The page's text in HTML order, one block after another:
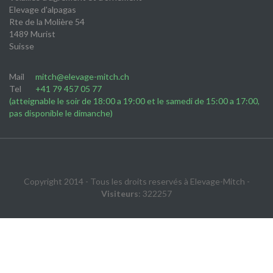
Elevage d'alpagas
Rte de la Molière 54
1489 Murist
Suisse
Mail
mitch@elevage-mitch.ch
Tel
+41 79 457 05 77
(atteignable le soir de 18:00 a 19:00 et le samedi de 15:00 a 17:00,
pas disponible le dimanche)
Copyright 2014 - Tous les droits reservés à Elevage-Mitch -
Visiteurs: 322257